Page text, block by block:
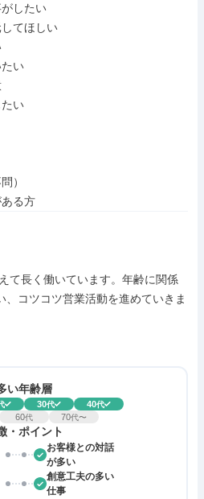
したい
てほしい
い
い
）
る方
て長く働いています。年齢に関係
、コツコツ営業活動を進めていきま
い年齢層
30代 40代
60代 70代〜
・ポイント
お客様との対話
が多い
創意工夫の多い
仕事